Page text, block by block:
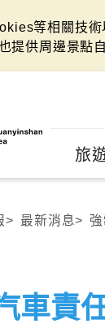
等相關技
提供周邊景點
旅
最新消息
車責